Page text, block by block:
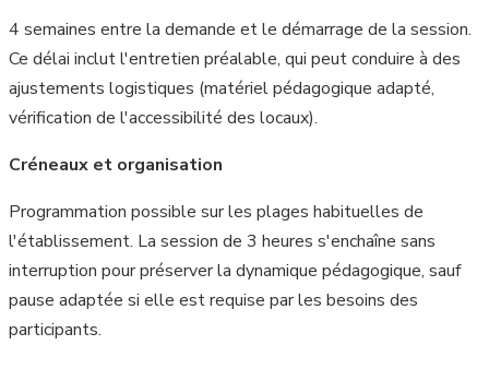
4 semaines entre la demande et le démarrage de la session.
Ce délai inclut l'entretien préalable, qui peut conduire à des
ajustements logistiques (matériel pédagogique adapté,
vérification de l'accessibilité des locaux).
Créneaux et organisation
Programmation possible sur les plages habituelles de
l'établissement. La session de 3 heures s'enchaîne sans
interruption pour préserver la dynamique pédagogique, sauf
pause adaptée si elle est requise par les besoins des
participants.